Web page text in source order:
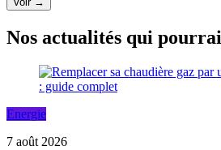
Nos actualités qui
Energie
7 août 2026